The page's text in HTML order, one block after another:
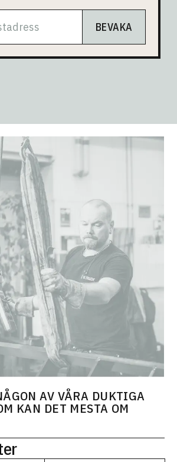
BEVAKA
AV VÅRA DUKTIGA
KAN DET MESTA OM